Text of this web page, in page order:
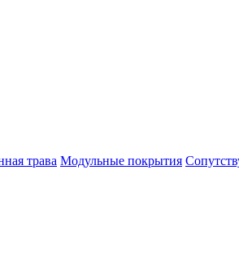
трава Модульные покрытия